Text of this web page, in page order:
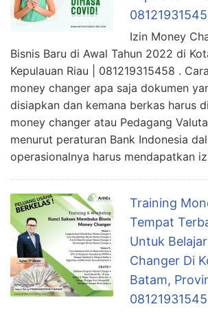
Izin Money
Bisnis Baru di Awal Tahun 2022 di
Kepulauan Riau | 081219315458 .
money changer apa saja dokumen
disiapkan dan kemana berkas harus
money changer atau Pedagang
menurut peraturan Bank Indonesia
operasionalnya harus mendapatkan
Training
Tempat
Untuk
Changer Di
Batam,